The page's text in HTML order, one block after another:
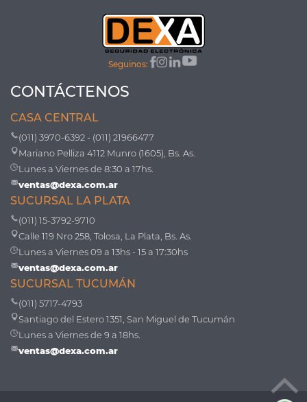
Seguinos:
CONTÁCTENOS
CASA CENTRAL
(011) 3970-6392 - (011) 21966477
Mariano Pelliza 4112 Munro (1605), Bs. As.
Lunes a Viernes de 8:30 a 17hs.
ventas@dexa.com.ar
SUCURSAL LA PLATA
(011) 15-3792-9710
Calle 119 Nro 258, Tolosa, La Plata, Bs. As.
Lunes a Viernes 09 a 13hs - 15 a 17:30hs
ventas@dexa.com.ar
SUCURSAL TUCUMÁN
(011) 5717-4793
Santiago del Estero 1351, San Miguel de Tucumán
Lunes a Viernes de 9 a 18hs.
ventas@dexa.com.ar